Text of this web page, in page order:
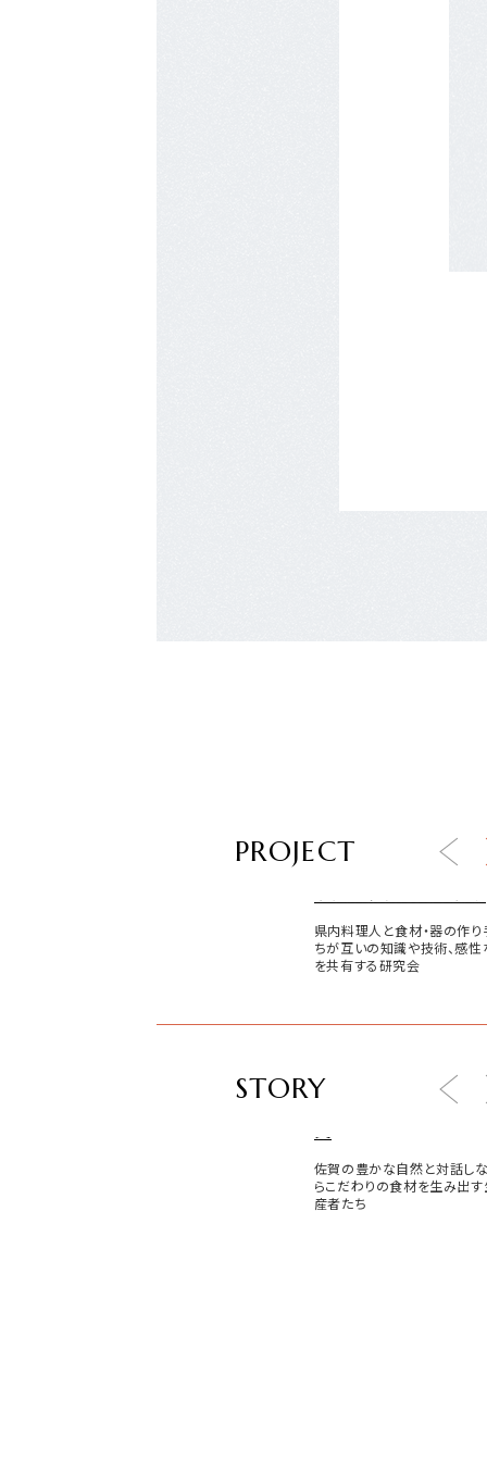
PROJECT
県内料理人と食材・器の作り
ちが互いの知識や技術、感性
を共有する研究会
STORY
佐賀の豊かな自然と対話し
らこだわりの食材を生み出す
産者たち